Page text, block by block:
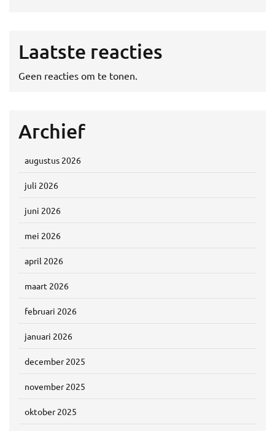
Laatste reacties
Geen reacties om te tonen.
Archief
augustus 2026
juli 2026
juni 2026
mei 2026
april 2026
maart 2026
februari 2026
januari 2026
december 2025
november 2025
oktober 2025